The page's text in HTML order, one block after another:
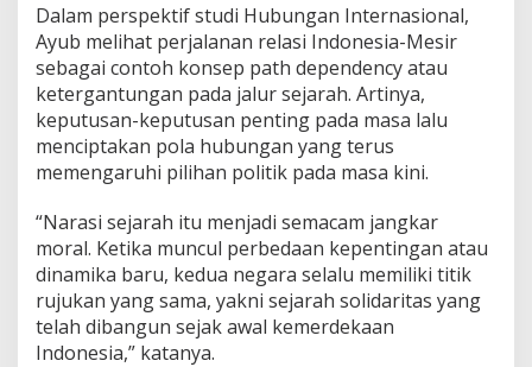
Dalam perspektif studi Hubungan Internasional,
Ayub melihat perjalanan relasi Indonesia-Mesir
sebagai contoh konsep path dependency atau
ketergantungan pada jalur sejarah. Artinya,
keputusan-keputusan penting pada masa lalu
menciptakan pola hubungan yang terus
memengaruhi pilihan politik pada masa kini.
“Narasi sejarah itu menjadi semacam jangkar
moral. Ketika muncul perbedaan kepentingan atau
dinamika baru, kedua negara selalu memiliki titik
rujukan yang sama, yakni sejarah solidaritas yang
telah dibangun sejak awal kemerdekaan
Indonesia,” katanya.